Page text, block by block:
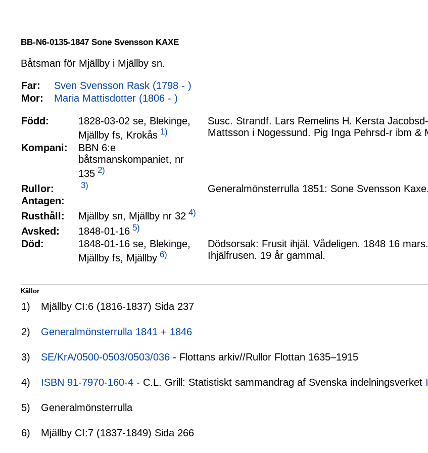
BB-N6-0135-1847 Sone Svensson KAXE
Båtsman för Mjällby i Mjällby sn.
Far:
Sven Svensson Rask (1798 - )
Mor:
Maria Mattisdotter (1806 - )
Född:
1828-03-02 se, Blekinge,
Mjällby fs, Krokås 1)
Susc. Strandf. Lars Remelins H. Kersta
Mattsson i Nogessund. Pig Inga Pehrsd-r ibm &
Kompani:
BBN 6:e
båtsmanskompaniet, nr
135 2)
Rullor: 3)
Generalmönsterrulla 1851: Sone Svensson
Antagen:
Rusthåll:
Mjällby sn, Mjällby nr 32 4)
Avsked: 1848-01-16 5)
Död:
1848-01-16 se, Blekinge,
Mjällby fs, Mjällby 6)
Dödsorsak: Frusit ihjäl. Vådeligen. 1848 16
Ihjälfrusen. 19 år gammal.
Källor
1) Mjällby CI:6 (1816-1837) Sida 237
2) Generalmönsterrulla 1841 + 1846
3) SE/KrA/0500-0503/0503/036 - Flottans arkiv//Rullor Flottan 1635–1915
4) ISBN 91-7970-160-4 - C.L. Grill: Statistiskt sammandrag af Svenska indelningsverket
5) Generalmönsterrulla
6) Mjällby CI:7 (1837-1849) Sida 266